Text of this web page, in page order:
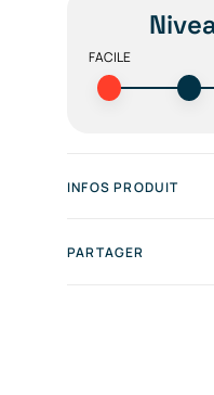
FACILE
INFOS PRODUIT
PARTAGER